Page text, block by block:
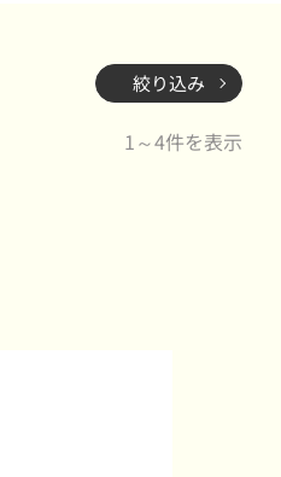
絞り込み
1～4件を表示